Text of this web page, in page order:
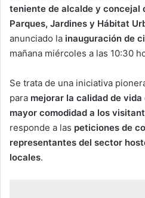
teniente de alcalde y concejal
Parques, Jardines y Hábitat
anunciado la inauguración de
mañana miércoles a las 10:30
Se trata de una iniciativa
para mejorar la calidad de
mayor comodidad a los
responde a las peticiones de
representantes del sector
locales.